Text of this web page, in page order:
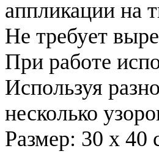
аппликации на
Не требует
При работе
Используя
несколько
Размер: 30 х 40